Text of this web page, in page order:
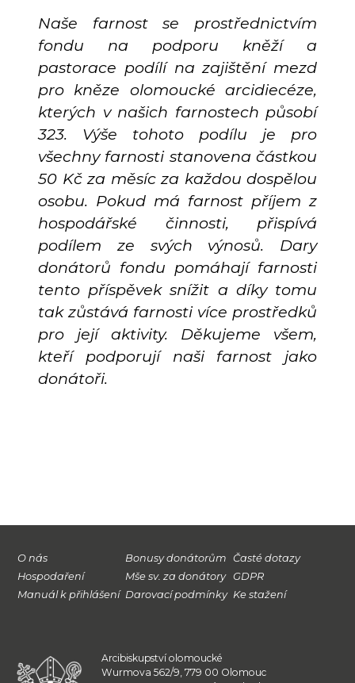
Naše farnost se prostřednictvím
fondu na podporu kněží a
pastorace podílí na zajištění mezd
pro kněze olomoucké arcidiecéze,
kterých v našich farnostech působí
323. Výše tohoto podílu je pro
všechny farnosti stanovena částkou
50 Kč za měsíc za každou dospělou
osobu. Pokud má farnost příjem z
hospodářské činnosti, přispívá
podílem ze svých výnosů. Dary
donátorů fondu pomáhají farnosti
tento příspěvek snížit a díky tomu
tak zůstává farnosti více prostředků
pro její aktivity. Děkujeme všem,
kteří podporují naši farnost jako
donátoři.
Arcibiskupství olomoucké
Wurmova 562/9, 779 00 Olomouc
O nás
Hospodaření
Manuál k přihlášení
Bonusy donátorům
Mše sv. za donátory
Darovací podmínky
Časté dotazy
GDPR
Ke stažení